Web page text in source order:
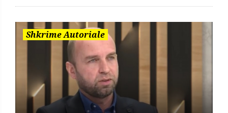
Shkrime Autoriale